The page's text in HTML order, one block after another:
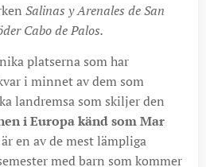
Salinas y Arenales de San
Cabo de Palos.
platserna som har
i minnet av dem som
landremsa som skiljer den
i Europa känd som Mar
en av de mest lämpliga
med barn som kommer